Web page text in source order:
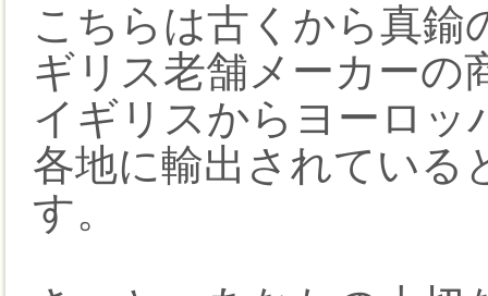
こちらは古くから真鍮
ギリス老舗メーカーの
イギリスからヨーロッ
各地に輸出されている
す。